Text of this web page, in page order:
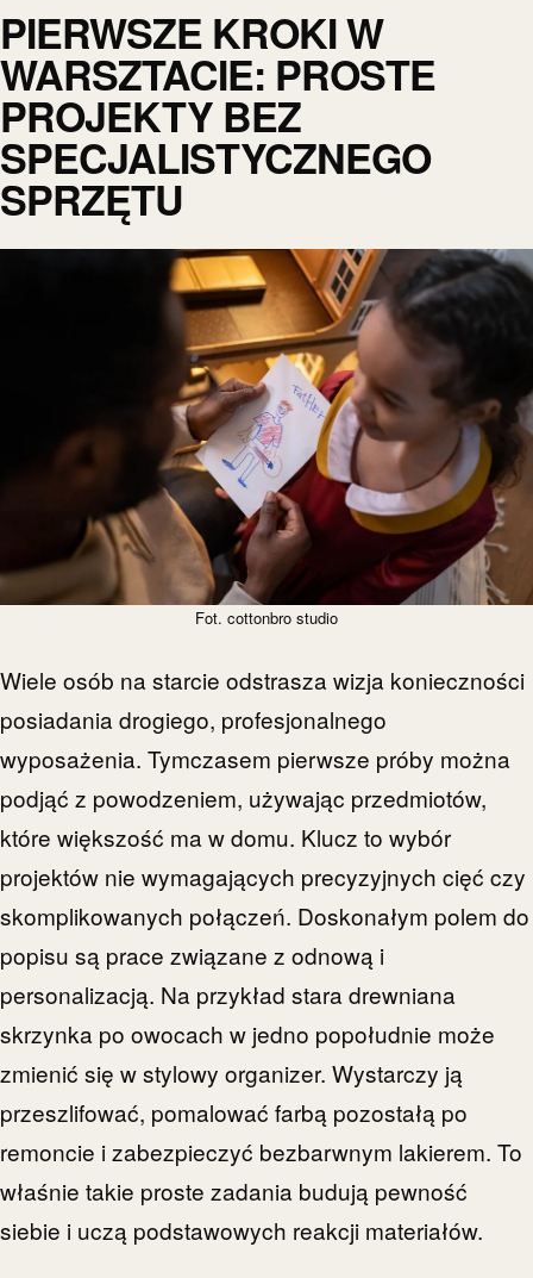
PIERWSZE KROKI W
WARSZTACIE: PROSTE
PROJEKTY BEZ
SPECJALISTYCZNEGO
SPRZĘTU
Fot. cottonbro studio
Wiele osób na starcie odstrasza wizja konieczności
posiadania drogiego, profesjonalnego
wyposażenia. Tymczasem pierwsze próby można
podjąć z powodzeniem, używając przedmiotów,
które większość ma w domu. Klucz to wybór
projektów nie wymagających precyzyjnych cięć czy
skomplikowanych połączeń. Doskonałym polem do
popisu są prace związane z odnową i
personalizacją. Na przykład stara drewniana
skrzynka po owocach w jedno popołudnie może
zmienić się w stylowy organizer. Wystarczy ją
przeszlifować, pomalować farbą pozostałą po
remoncie i zabezpieczyć bezbarwnym lakierem. To
właśnie takie proste zadania budują pewność
siebie i uczą podstawowych reakcji materiałów.